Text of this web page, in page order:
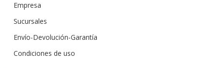
Empresa
Sucursales
Envío-Devolución-Garantía
Condiciones de uso